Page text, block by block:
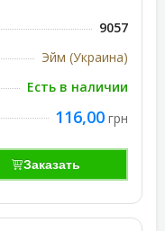
9057
Эйм (Украина)
Есть в наличии
116,00 грн
Заказать